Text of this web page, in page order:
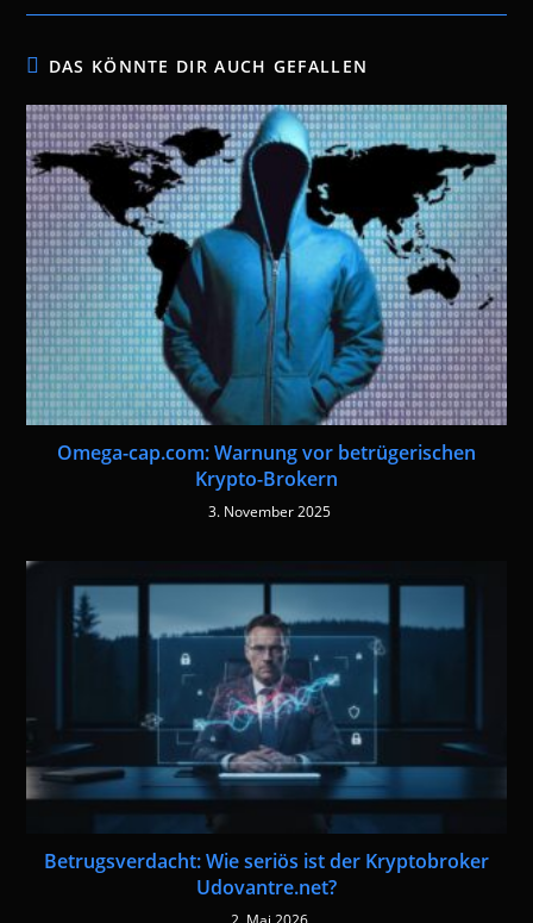
DAS KÖNNTE DIR AUCH GEFALLEN
Omega-cap.com: Warnung vor betrügerischen
Krypto-Brokern
3. November 2025
Betrugsverdacht: Wie seriös ist der Kryptobroker
Udovantre.net?